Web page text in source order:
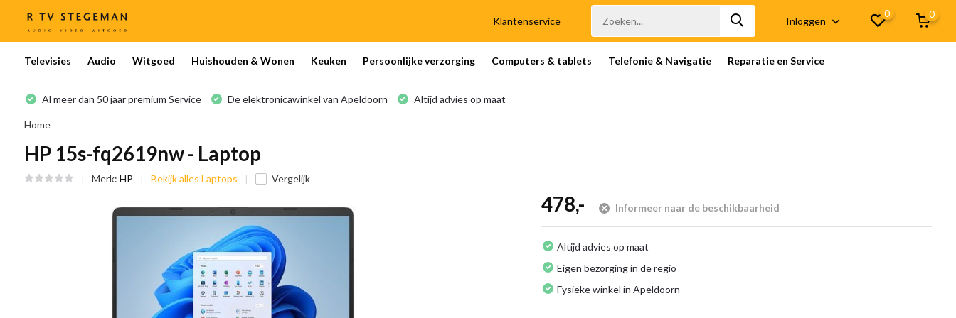
Klantenservice Inloggen
0 0
Televisies Audio Witgoed Huishouden & Wonen Keuken Persoonlijke verzorging Computers & tablets Telefonie & Navigatie Reparatie en Service
Al meer dan 50 jaar premium Service De elektronicawinkel van Apeldoorn Altijd advies op maat
Home
HP 15s-fq2619nw - Laptop
Merk: HP Bekijk alles Laptops Vergelijk
478,- Informeer naar de beschikbaarheid
Altijd advies op maat
Eigen bezorging in de regio
Fysieke winkel in Apeldoorn